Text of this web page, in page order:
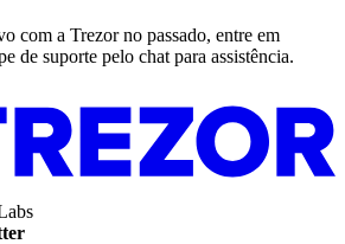
com a Trezor no passado, entre em
de suporte pelo chat para assistência.